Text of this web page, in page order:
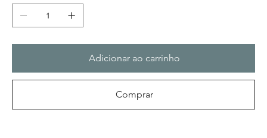
Adicionar ao carrinho
Comprar